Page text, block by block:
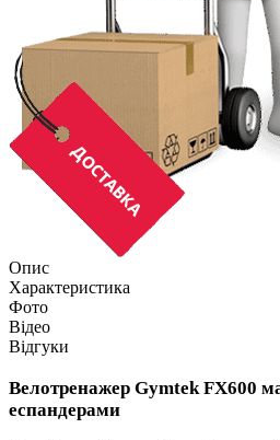
Опис
Характеристика
Фото
Відео
Відгуки
Велотренажер Gymtek FX600
еспандерами